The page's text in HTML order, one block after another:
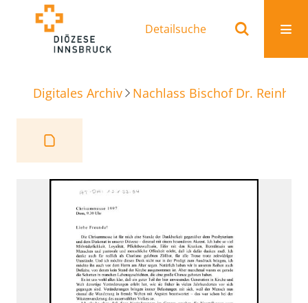
Detailsuche
Digitales Archiv Nachlass Bischof Dr.